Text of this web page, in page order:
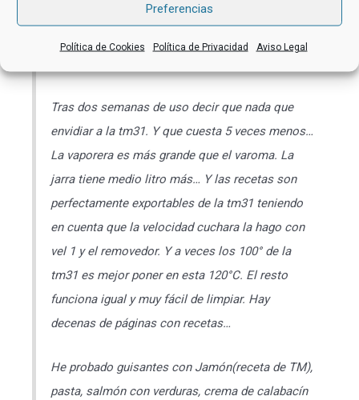
Preferencias
Política de Cookies Política de Privacidad Aviso Legal
conocerla y ser el proveedor oficial de Amazon
en mi familia, Pues nos lanzamos y la
Tras dos semanas de uso decir que nada que
envidiar a la tm31. Y que cuesta 5 veces menos…
La vaporera es más grande que el varoma. La
jarra tiene medio litro más… Y las recetas son
perfectamente exportables de la tm31 teniendo
en cuenta que la velocidad cuchara la hago con
vel 1 y el removedor. Y a veces los 100° de la
tm31 es mejor poner en esta 120°C. El resto
funciona igual y muy fácil de limpiar. Hay
decenas de páginas con recetas…
He probado guisantes con Jamón(receta de TM),
pasta, salmón con verduras, crema de calabacín